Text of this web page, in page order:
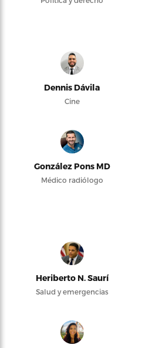
Dennis Dávila
Cine
González Pons MD
Médico radiólogo
Heriberto N. Saurí
Salud y emergencias